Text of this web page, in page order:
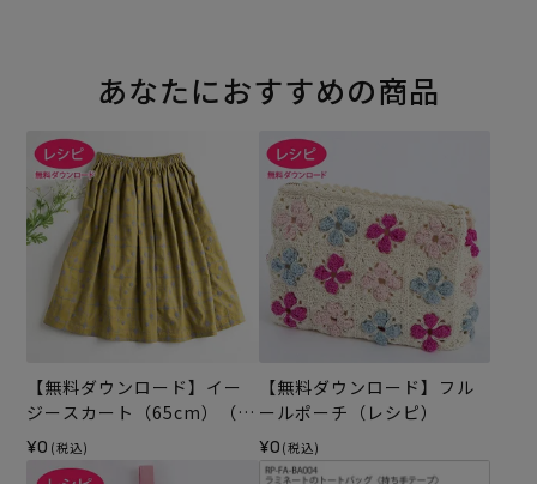
あなたにおすすめの商品
【無料ダウンロード】イー
ジースカート（65cm）（レ
シピ）
¥0 (税込)
【無料ダウンロード】フル
ールポーチ（レシピ）
¥0 (税込)